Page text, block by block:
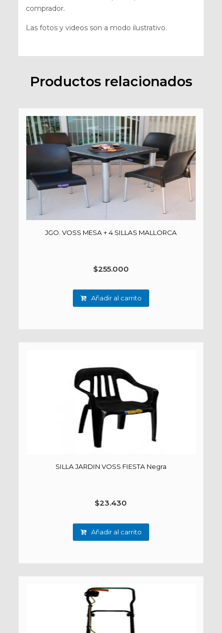
comprador.
Las fotos y videos son a modo ilustrativo.
Productos relacionados
JGO. VOSS MESA + 4 SILLAS MALLORCA
$255.000
Añadir al carrito
SILLA JARDIN VOSS FIESTA Negra
$23.430
Añadir al carrito